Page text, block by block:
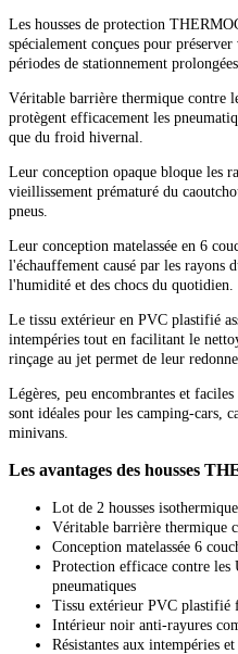
Les housses de protection
spécialement conçues pour
périodes de stationnement
Véritable barrière thermique contre
protègent efficacement les
que du froid hivernal.
Leur conception opaque bloque les
vieillissement prématuré du
pneus.
Leur conception matelassée en 6
l'échauffement causé par les rayons
l'humidité et des chocs du quotidien.
Le tissu extérieur en PVC plastifié
intempéries tout en facilitant le
rinçage au jet permet de leur
Légères, peu encombrantes et faciles
sont idéales pour les camping-cars,
minivans.
Les avantages des housses
Lot de 2 housses
Véritable barrière thermique
Conception matelassée 6
Protection efficace contre les
pneumatiques
Tissu extérieur PVC plastifié
Intérieur noir anti-rayures
Résistantes aux intempéries